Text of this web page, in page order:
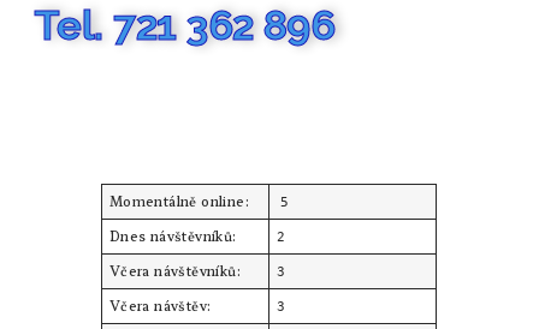
Tel. 721 362 896
Momentálně online: 5
Dnes návštěvníků: 2
Včera návštěvníků: 3
Včera návštěv: 3